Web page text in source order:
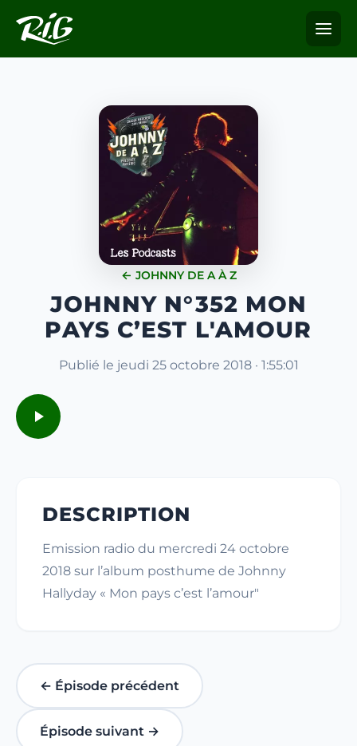
← JOHNNY DE A À Z
JOHNNY N°352 MON
PAYS C’EST L'AMOUR
Publié le jeudi 25 octobre 2018 · 1:55:01
DESCRIPTION
Emission radio du mercredi 24 octobre
2018 sur l’album posthume de Johnny
Hallyday « Mon pays c’est l’amour"
← Épisode précédent
Épisode suivant →